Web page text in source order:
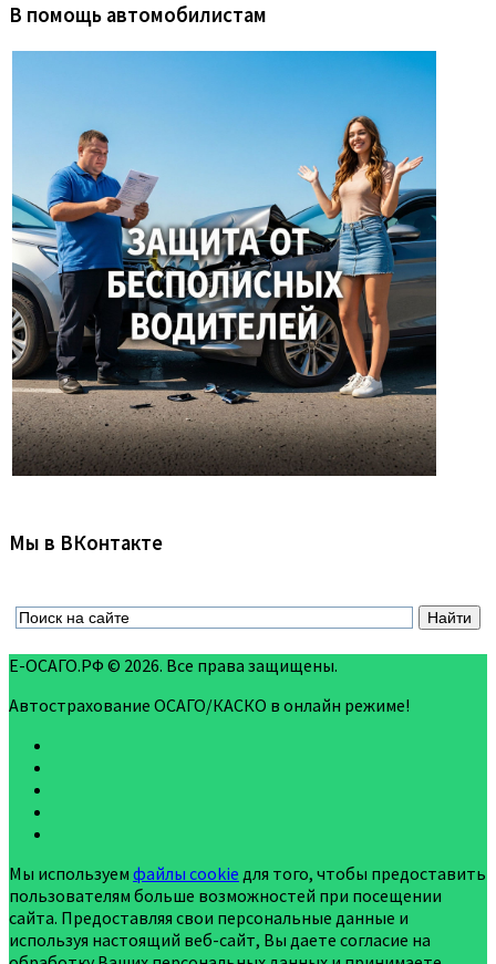
В помощь автомобилистам
Мы в ВКонтакте
Е-ОСАГО.РФ © 2026. Все права защищены.
Автострахование ОСАГО/КАСКО в онлайн режиме!
Мы используем файлы cookie для того, чтобы предоставить
пользователям больше возможностей при посещении
сайта. Предоставляя свои персональные данные и
используя настоящий веб-сайт, Вы даете согласие на